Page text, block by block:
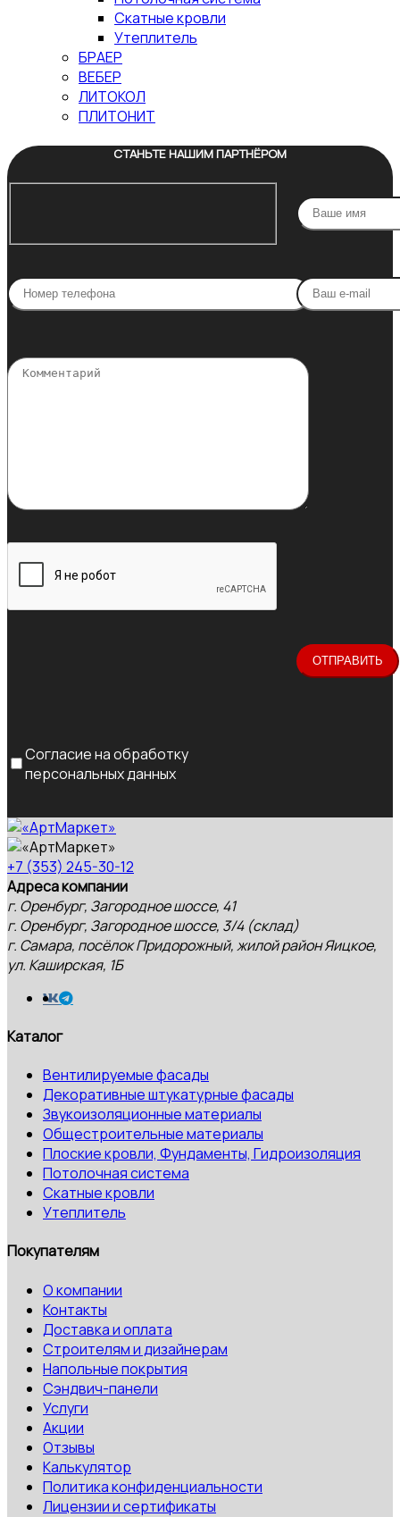
Скатные кровли
Утеплитель
БРАЕР
ВЕБЕР
ЛИТОКОЛ
ПЛИТОНИТ
СТАНЬТЕ НАШИМ ПАРТНЁРОМ
Согласие на обработку
персональных данных
+7 (353) 245-30-12
Адреса компании
г. Оренбург, Загородное шоссе, 41
г. Оренбург, Загородное шоссе, 3/4 (склад)
г. Самара, посёлок Придорожный, жилой район Яицкое,
ул. Каширская, 1Б
Каталог
Вентилируемые фасады
Декоративные штукатурные фасады
Звукоизоляционные материалы
Общестроительные материалы
Плоские кровли, Фундаменты, Гидроизоляция
Потолочная система
Скатные кровли
Утеплитель
Покупателям
О компании
Контакты
Доставка и оплата
Строителям и дизайнерам
Напольные покрытия
Сэндвич-панели
Услуги
Акции
Отзывы
Калькулятор
Политика конфиденциальности
Лицензии и сертификаты